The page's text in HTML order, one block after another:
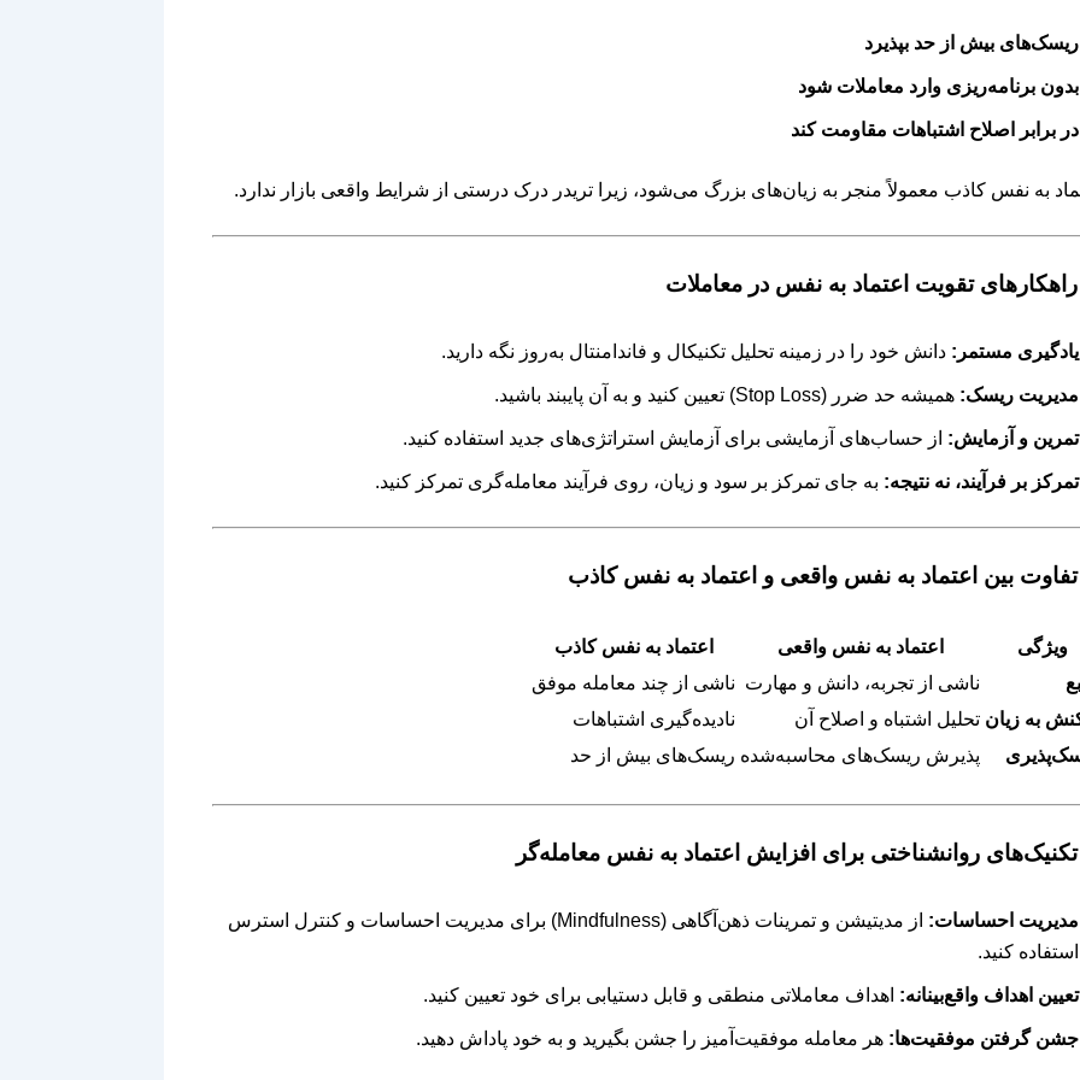
ریسک‌های بیش از حد بپذیرد
بدون برنامه‌ریزی وارد معاملات شود
در برابر اصلاح اشتباهات مقاومت کند
به نفس کاذب معمولاً منجر به زیان‌های بزرگ می‌شود، زیرا تریدر درک درستی از شرایط واقعی بازار ندارد.
یادگیری مستمر: دانش خود را در زمینه تحلیل تکنیکال و فاندامنتال به‌روز نگه دارید.
مدیریت ریسک: همیشه حد ضرر (Stop Loss) تعیین کنید و به آن پایبند باشید.
تمرین و آزمایش: از حساب‌های آزمایشی برای آزمایش استراتژی‌های جدید استفاده کنید.
تمرکز بر فرآیند، نه نتیجه: به جای تمرکز بر سود و زیان، روی فرآیند معامله‌گری تمرکز کنید.
ویژگی اعتماد به نفس واقعی
اعتماد به نفس کاذب
ناشی از تجربه، دانش و مهارت ناشی از چند معامله موفق
به زیان تحلیل اشتباه و اصلاح آن
نادیده‌گیری اشتباهات
پذیرش ریسک‌های محاسبه‌شده ریسک‌های بیش از حد
مدیریت احساسات:
از مدیتیشن و تمرینات ذهن‌آگاهی (Mindfulness) برای مدیریت احساسات و کنترل استرس
استفاده کنید.
تعیین اهداف واقع‌بینانه: اهداف معاملاتی منطقی و قابل دستیابی برای خود تعیین کنید.
جشن گرفتن موفقیت‌ها: هر معامله موفقیت‌آمیز را جشن بگیرید و به خود پاداش دهید.